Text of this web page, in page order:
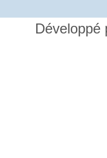
Développé